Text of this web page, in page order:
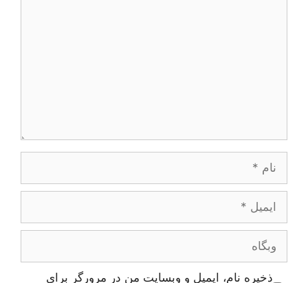
ایمیل
وبگاه
ذخیره نام، ایمیل و وبسایت من در مرورگر برای